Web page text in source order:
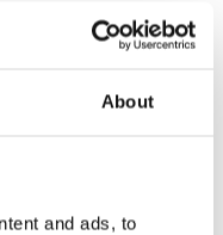
About
and ads, to